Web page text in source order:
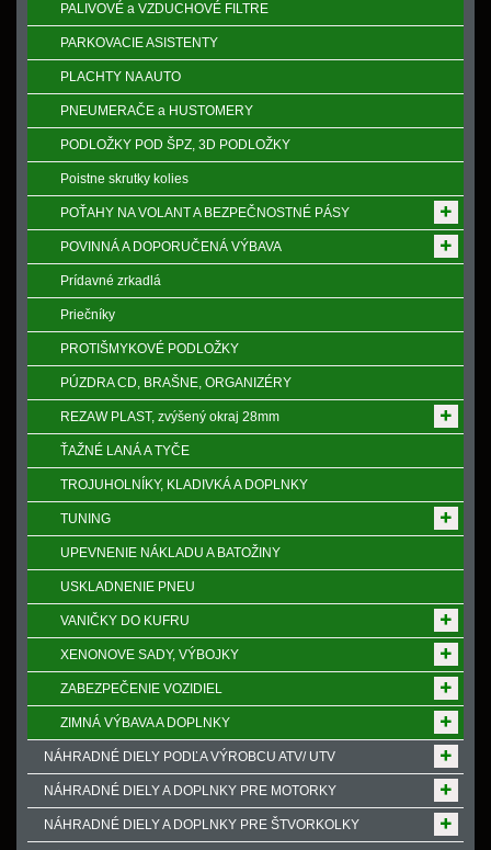
PALIVOVÉ a VZDUCHOVÉ FILTRE
PARKOVACIE ASISTENTY
PLACHTY NA AUTO
PNEUMERAČE a HUSTOMERY
PODLOŽKY POD ŠPZ, 3D PODLOŽKY
Poistne skrutky kolies
POŤAHY NA VOLANT A BEZPEČNOSTNÉ PÁSY
POVINNÁ A DOPORUČENÁ VÝBAVA
Prídavné zrkadlá
Priečníky
PROTIŠMYKOVÉ PODLOŽKY
PÚZDRA CD, BRAŠNE, ORGANIZÉRY
REZAW PLAST, zvýšený okraj 28mm
ŤAŽNÉ LANÁ A TYČE
TROJUHOLNÍKY, KLADIVKÁ A DOPLNKY
TUNING
UPEVNENIE NÁKLADU A BATOŽINY
USKLADNENIE PNEU
VANIČKY DO KUFRU
XENONOVE SADY, VÝBOJKY
ZABEZPEČENIE VOZIDIEL
ZIMNÁ VÝBAVA A DOPLNKY
NÁHRADNÉ DIELY PODĽA VÝROBCU ATV/ UTV
NÁHRADNÉ DIELY A DOPLNKY PRE MOTORKY
NÁHRADNÉ DIELY A DOPLNKY PRE ŠTVORKOLKY